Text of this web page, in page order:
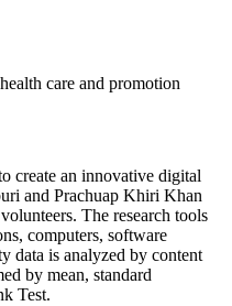
care and promotion
create an innovative digital
and Prachuap Khiri Khan
The research tools
computers, software
data is analyzed by content
by mean, standard
Test.